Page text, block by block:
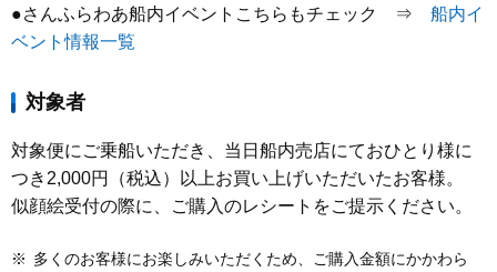
●さんふらわあ船内イベントこちらもチェック ⇒ 船内イ
ベント情報一覧
対象者
対象便にご乗船いただき、当日船内売店にておひとり様に
つき2,000円（税込）以上お買い上げいただいたお客様。
似顔絵受付の際に、ご購入のレシートをご提示ください。
※ 多くのお客様にお楽しみいただくため、ご購入金額にかかわら